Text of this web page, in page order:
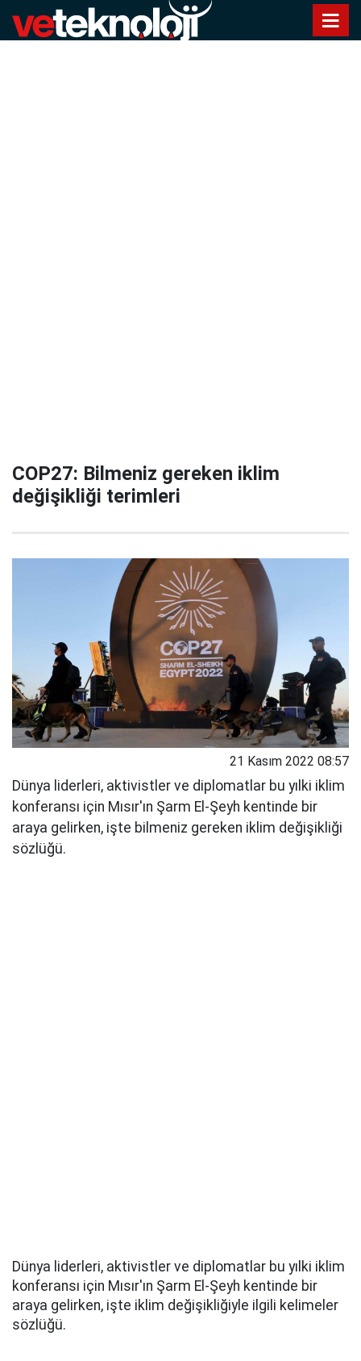
COP27: Bilmeniz gereken iklim
değişikliği terimleri
21 Kasım 2022 08:57
Dünya liderleri, aktivistler ve diplomatlar bu yılki iklim
konferansı için Mısır'ın Şarm El-Şeyh kentinde bir
araya gelirken, işte bilmeniz gereken iklim değişikliği
sözlüğü.
Dünya liderleri, aktivistler ve diplomatlar bu yılki iklim
konferansı için Mısır'ın Şarm El-Şeyh kentinde bir
araya gelirken, işte iklim değişikliğiyle ilgili kelimeler
sözlüğü.